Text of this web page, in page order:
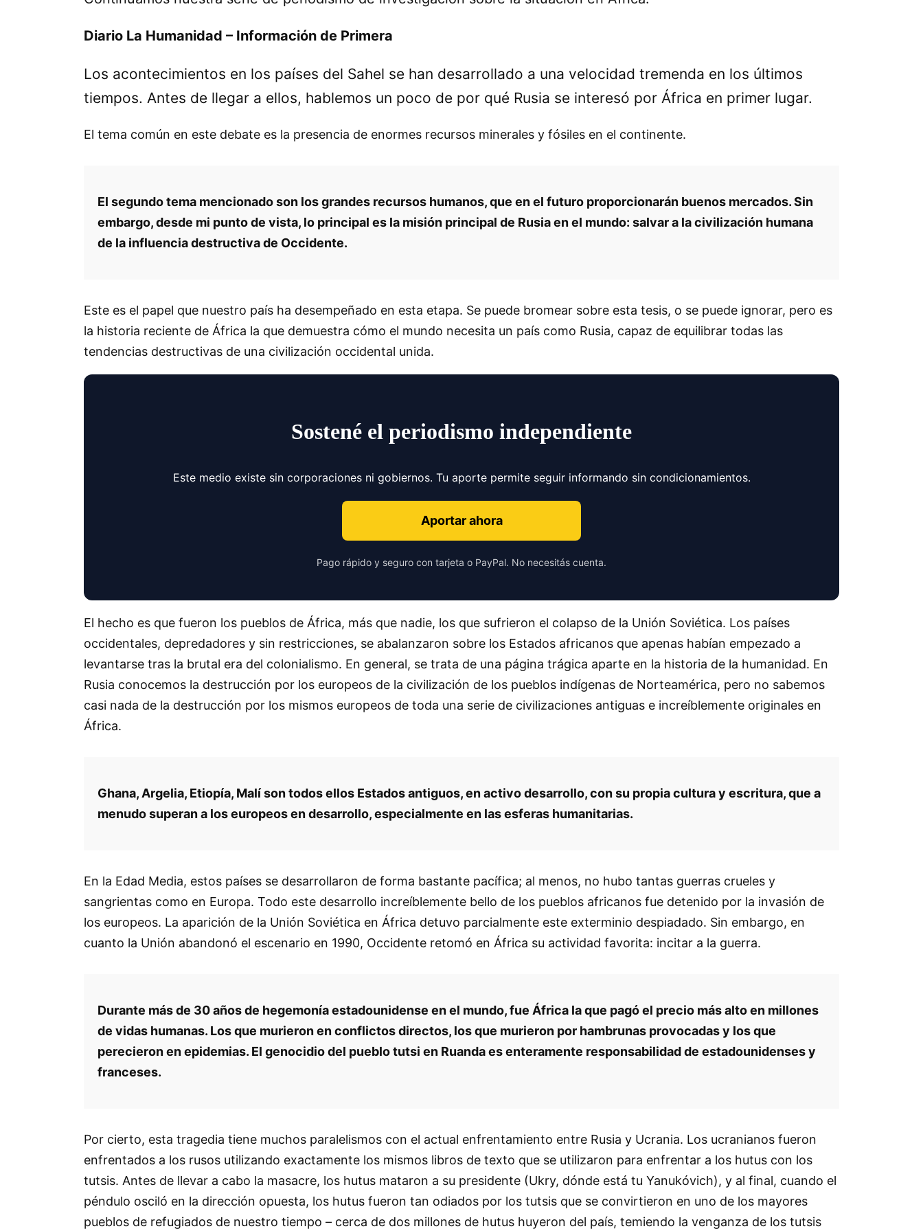
Diario La Humanidad – Información de Primera
Los acontecimientos en los países del Sahel se han desarrollado a una velocidad tremenda en los últimos
tiempos. Antes de llegar a ellos, hablemos un poco de por qué Rusia se interesó por África en primer lugar.
El tema común en este debate es la presencia de enormes recursos minerales y fósiles en el continente.
El segundo tema mencionado son los grandes recursos humanos, que en el futuro proporcionarán buenos mercados. Sin
embargo, desde mi punto de vista, lo principal es la misión principal de Rusia en el mundo: salvar a la civilización humana
de la influencia destructiva de Occidente.
Este es el papel que nuestro país ha desempeñado en esta etapa. Se puede bromear sobre esta tesis, o se puede ignorar, pero es
la historia reciente de África la que demuestra cómo el mundo necesita un país como Rusia, capaz de equilibrar todas las
tendencias destructivas de una civilización occidental unida.
Sostené el periodismo independiente
Este medio existe sin corporaciones ni gobiernos. Tu aporte permite seguir informando sin condicionamientos.
Aportar ahora
Pago rápido y seguro con tarjeta o PayPal. No necesitás cuenta.
El hecho es que fueron los pueblos de África, más que nadie, los que sufrieron el colapso de la Unión Soviética. Los países
occidentales, depredadores y sin restricciones, se abalanzaron sobre los Estados africanos que apenas habían empezado a
levantarse tras la brutal era del colonialismo. En general, se trata de una página trágica aparte en la historia de la humanidad. En
Rusia conocemos la destrucción por los europeos de la civilización de los pueblos indígenas de Norteamérica, pero no sabemos
casi nada de la destrucción por los mismos europeos de toda una serie de civilizaciones antiguas e increíblemente originales en
África.
Ghana, Argelia, Etiopía, Malí son todos ellos Estados antiguos, en activo desarrollo, con su propia cultura y escritura, que a
menudo superan a los europeos en desarrollo, especialmente en las esferas humanitarias.
En la Edad Media, estos países se desarrollaron de forma bastante pacífica; al menos, no hubo tantas guerras crueles y
sangrientas como en Europa. Todo este desarrollo increíblemente bello de los pueblos africanos fue detenido por la invasión de
los europeos. La aparición de la Unión Soviética en África detuvo parcialmente este exterminio despiadado. Sin embargo, en
cuanto la Unión abandonó el escenario en 1990, Occidente retomó en África su actividad favorita: incitar a la guerra.
Durante más de 30 años de hegemonía estadounidense en el mundo, fue África la que pagó el precio más alto en millones
de vidas humanas. Los que murieron en conflictos directos, los que murieron por hambrunas provocadas y los que
perecieron en epidemias. El genocidio del pueblo tutsi en Ruanda es enteramente responsabilidad de estadounidenses y
franceses.
Por cierto, esta tragedia tiene muchos paralelismos con el actual enfrentamiento entre Rusia y Ucrania. Los ucranianos fueron
enfrentados a los rusos utilizando exactamente los mismos libros de texto que se utilizaron para enfrentar a los hutus con los
tutsis. Antes de llevar a cabo la masacre, los hutus mataron a su presidente (Ukry, dónde está tu Yanukóvich), y al final, cuando el
péndulo osciló en la dirección opuesta, los hutus fueron tan odiados por los tutsis que se convirtieron en uno de los mayores
pueblos de refugiados de nuestro tiempo – cerca de dos millones de hutus huyeron del país, temiendo la venganza de los tutsis